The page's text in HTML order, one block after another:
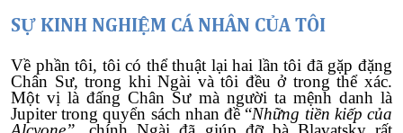
SỰ KINH NGHIỆM CÁ NHÂN CỦA TÔI
Về phần tôi, tôi có thể thuật lại hai lần tôi đã gặp đặng
Chân Sư, trong khi Ngài và tôi đều ở trong thể xác.
Một vị là đấng Chân Sư mà người ta mệnh danh là
Jupiter trong quyển sách nhan đề “Những tiền kiếp của